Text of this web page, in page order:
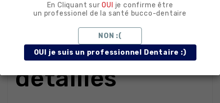
Avantages
techniques
détaillés
En Cliquant surOUI je confirme être
un professionel de la santé bucco-dentaire
NON :(
OUI je suis un professionnel Dentaire :)